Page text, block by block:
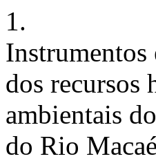
1.
Instrumentos
dos recursos
ambientais
do Rio